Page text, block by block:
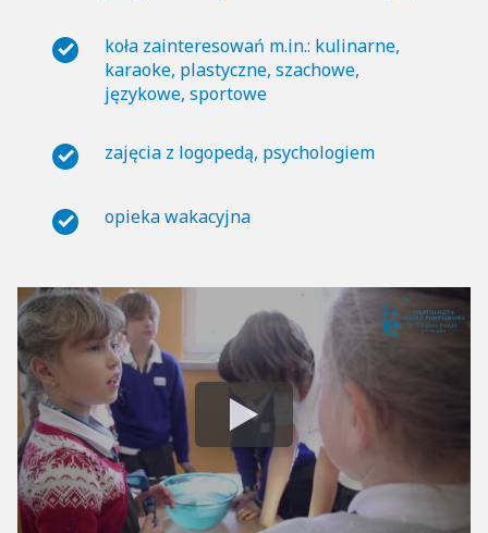
koła zainteresowań m.in.: kulinarne,
karaoke, plastyczne, szachowe,
językowe, sportowe
zajęcia z logopedą, psychologiem
opieka wakacyjna